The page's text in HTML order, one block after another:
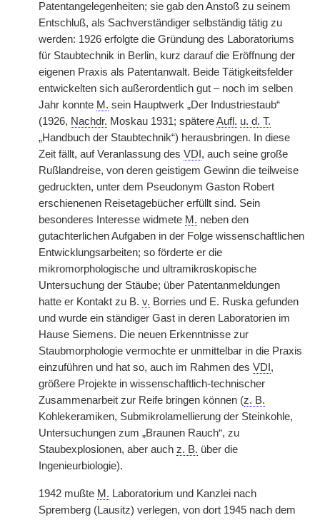
Patentangelegenheiten; sie gab den Anstoß zu seinem
Entschluß, als Sachverständiger selbständig tätig zu
werden: 1926 erfolgte die Gründung des Laboratoriums
für Staubtechnik in Berlin, kurz darauf die Eröffnung der
eigenen Praxis als Patentanwalt. Beide Tätigkeitsfelder
entwickelten sich außerordentlich gut – noch im selben
Jahr konnte M. sein Hauptwerk „Der Industriestaub“
(1926, Nachdr. Moskau 1931; spätereAufl. u. d. T.
„Handbuch der Staubtechnik“) herausbringen. In diese
Zeit fällt, auf Veranlassung des VDI , auch seine große
Rußlandreise, von deren geistigem Gewinn die teilweise
gedruckten, unter dem Pseudonym Gaston Robert
erschienenen Reisetagebücher erfüllt sind. Sein
besonderes Interesse widmete M. neben den
gutachterlichen Aufgaben in der Folge wissenschaftlichen
Entwicklungsarbeiten; so förderte er die
mikromorphologische und ultramikroskopische
Untersuchung der Stäube; über Patentanmeldungen
hatte er Kontakt zu B. v. Borries und E. Ruska gefunden
und wurde ein ständiger Gast in deren Laboratorien im
Hause Siemens. Die neuen Erkenntnisse zur
Staubmorphologie vermochte er unmittelbar in die Praxis
einzuführen und hat so, auch im Rahmen des VDI ,
größere Projekte in wissenschaftlich-technischer
Zusammenarbeit zur Reife bringen können (z. B.
Kohlekeramiken, Submikrolamellierung der Steinkohle,
Untersuchungen zum „Braunen Rauch“, zu
Staubexplosionen, aber auch z. B. über die
Ingenieurbiologie).
1942 mußte M. Laboratorium und Kanzlei nach
Spremberg (Lausitz) verlegen, von dort 1945 nach dem